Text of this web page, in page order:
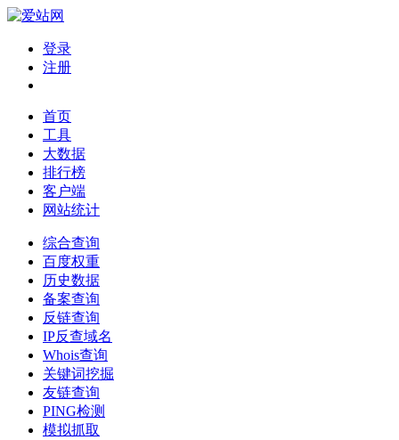
登录
注册
首页
工具
大数据
排行榜
客户端
网站统计
综合查询
百度权重
历史数据
备案查询
反链查询
IP反查域名
Whois查询
关键词挖掘
友链查询
PING检测
模拟抓取